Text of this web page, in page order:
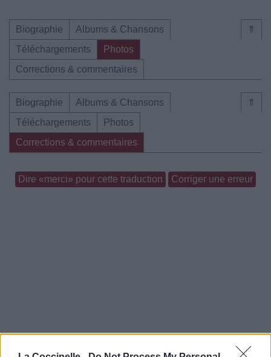
⇑
Biographie
Albums & Chansons
Téléchargements
Photos
Corrections & commentaires
⇑
Biographie
Albums & Chansons
Téléchargements
Photos
Corrections & commentaires
Dire «merci» pour cette traduction Corriger une erreur